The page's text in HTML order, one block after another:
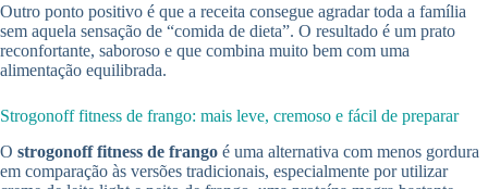
Outro ponto positivo é que a receita consegue agradar toda a família
sem aquela sensação de “comida de dieta”. O resultado é um prato
reconfortante, saboroso e que combina muito bem com uma
alimentação equilibrada.
Strogonoff fitness de frango: mais leve, cremoso e fácil de preparar
O strogonoff fitness de frango é uma alternativa com menos gordura
em comparação às versões tradicionais, especialmente por utilizar